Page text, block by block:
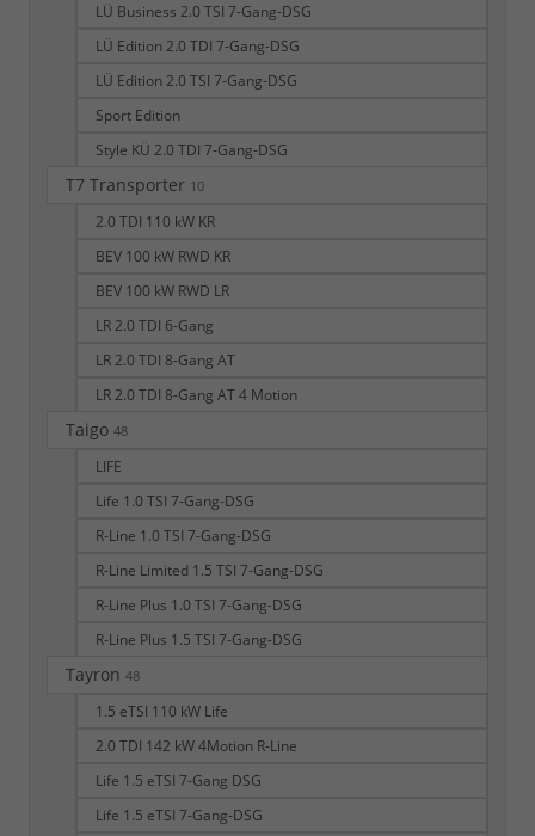
LÜ Business 2.0 TSI 7-Gang-DSG
LÜ Edition 2.0 TDI 7-Gang-DSG
LÜ Edition 2.0 TSI 7-Gang-DSG
Sport Edition
Style KÜ 2.0 TDI 7-Gang-DSG
T7 Transporter 10
2.0 TDI 110 kW KR
BEV 100 kW RWD KR
BEV 100 kW RWD LR
LR 2.0 TDI 6-Gang
LR 2.0 TDI 8-Gang AT
LR 2.0 TDI 8-Gang AT 4 Motion
Taigo 48
LIFE
Life 1.0 TSI 7-Gang-DSG
R-Line 1.0 TSI 7-Gang-DSG
R-Line Limited 1.5 TSI 7-Gang-DSG
R-Line Plus 1.0 TSI 7-Gang-DSG
R-Line Plus 1.5 TSI 7-Gang-DSG
Tayron 48
1.5 eTSI 110 kW Life
2.0 TDI 142 kW 4Motion R-Line
Life 1.5 eTSI 7-Gang DSG
Life 1.5 eTSI 7-Gang-DSG